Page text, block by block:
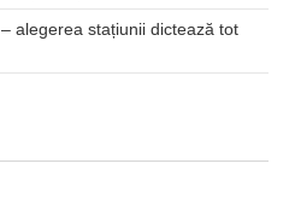
alegerea stațiunii dictează tot